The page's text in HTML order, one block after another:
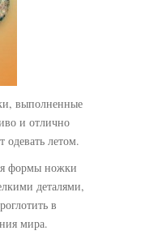
выполненные
и отлично
одевать летом.
формы ножки
деталями,
в
мира.